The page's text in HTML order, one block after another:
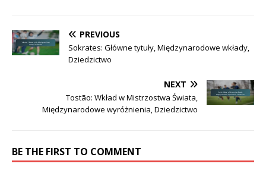
PREVIOUS
Sokrates: Główne tytuły, Międzynarodowe wkłady,
Dziedzictwo
NEXT
Tostão: Wkład w Mistrzostwa Świata,
Międzynarodowe wyróżnienia, Dziedzictwo
BE THE FIRST TO COMMENT